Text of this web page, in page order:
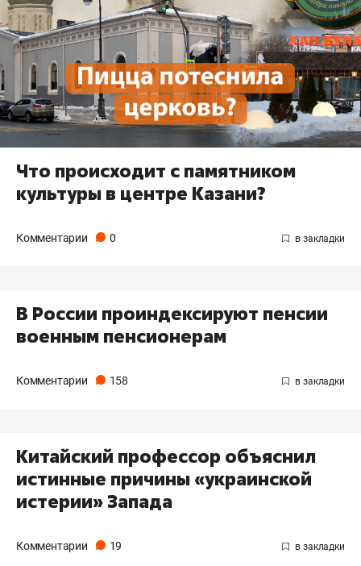
Что происходит с памятником
культуры в центре Казани?
Комментарии 0
В России проиндексируют пенсии
военным пенсионерам
Комментарии 158
Китайский профессор объяснил
истинные причины «украинской
истерии» Запада
Комментарии 19